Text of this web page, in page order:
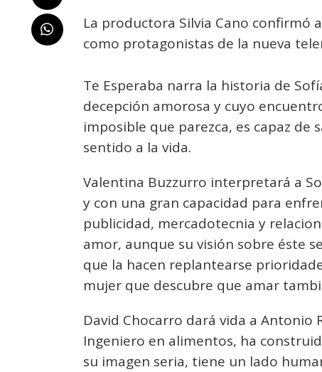
La productora Silvia Cano confirmó
como protagonistas de la nueva
Te Esperaba narra la historia de
decepción amorosa y cuyo
imposible que parezca, es capaz de
sentido a la vida.
Valentina Buzzurro interpretará a
y con una gran capacidad para
publicidad, mercadotecnia y
amor, aunque su visión sobre éste
que la hacen replantearse
mujer que descubre que amar
David Chocarro dará vida a Antonio
Ingeniero en alimentos, ha
su imagen seria, tiene un lado